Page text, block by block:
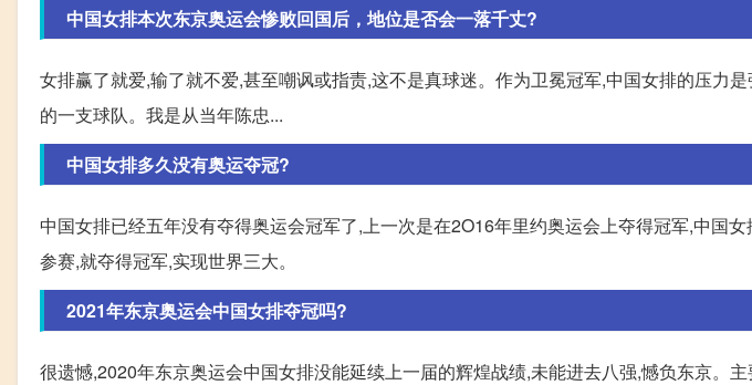
中国女排本次东京奥运会惨败回国后，地位是否会一落千丈?
女排赢了就爱,输了就不爱,甚至嘲讽或指责,这不是真球迷。作为卫冕冠军,中国女排的压力
的一支球队。我是从当年陈忠...
中国女排多久没有奥运夺冠?
中国女排已经五年没有夺得奥运会冠军了,上一次是在2O16年里约奥运会上夺得冠军,中国
参赛,就夺得冠军,实现世界三大。
2021年东京奥运会中国女排夺冠吗?
很遗憾,2020年东京奥运会中国女排没能延续上一届的辉煌战绩,未能进去八强,憾负东京。